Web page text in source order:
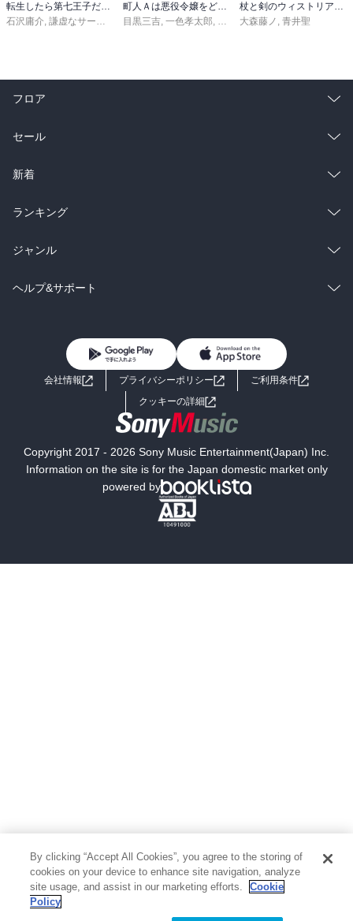
転生したら第七王子だったので、気ままに魔術を極めます（２４）
石沢庸介, 謙虚なサークル メル。
町人Ａは悪役令嬢をどうしても救いたい ～どぶと空と氷の姫君～１０【電子書店共通特典イラスト付】
目黒三吉, 一色孝太郎, Parum
杖と剣のウィストリア（１６）
大森藤ノ , 青井聖
フロア
総合
ラノベ
雑誌・グラビア
BL・TL
セール
総合
ラノベ
雑誌・グラビア
BL・TL
新着
総合
ラノベ
雑誌・グラビア
ランキング
総合
ラノベ
ジャンル
コミック
ライトノベル 男子向けラノベ
小説
海外小説
ミステリー SF
文学
芸術・アート 映画・音楽・演劇
写真集 教養
医学・福祉
ヘルプ&サポート
よくあるご質問 お問い合わせ
会社情報 プライバシーポリシー
ご利用条件
クッキーの詳細
Copyright 2017 - 2026 Sony Music Entertainment(Japan) Inc.
Information on the site is for the Japan domestic market only
powered by
By clicking “Accept All Cookies”, you agree to the storing of
cookies on your device to enhance site navigation, analyze
site usage, and assist in our marketing efforts.
Cookie
Policy